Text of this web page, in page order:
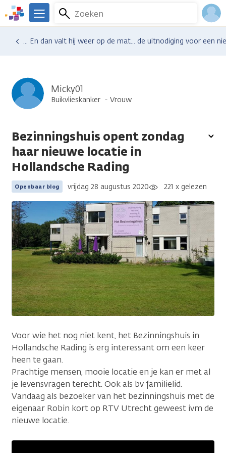
Overslaan
en
naar
We
er
Kanker.nl
Zoeken
Menu
Ervaringen van anderen
Blogsoverzicht
... En dan valt hij weer op de mat... de uitnodiging voor een
Micky01
Buikvlieskanker Vrouw
Bezinningshuis opent zondag
haar nieuwe locatie in
Hollandsche Rading
Openbaar blog vrijdag 28 augustus 2020 221 x gelezen
Voor wie het nog niet kent, het Bezinningshuis in
Hollandsche Rading is erg interessant om een keer
heen te gaan.
Prachtige mensen, mooie locatie en je kan er met al
je levensvragen terecht. Ook als bv familielid.
Vandaag als bezoeker van het bezinningshuis met de
eigenaar Robin kort op RTV Utrecht geweest ivm de
nieuwe locatie.